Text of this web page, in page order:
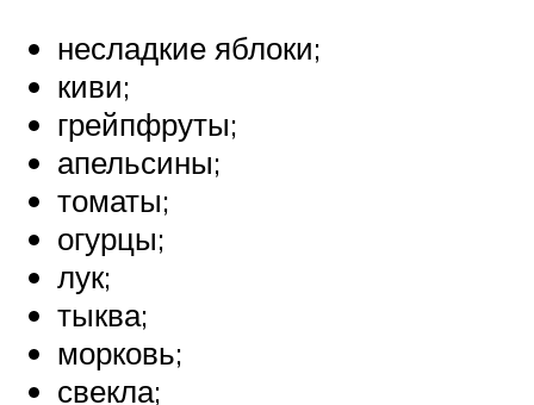
несладкие яблоки;
киви;
грейпфруты;
апельсины;
томаты;
огурцы;
лук;
тыква;
морковь;
свекла;